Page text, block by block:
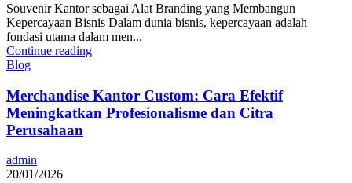
Souvenir Kantor sebagai Alat Branding yang Membangun
Kepercayaan Bisnis Dalam dunia bisnis, kepercayaan adalah
fondasi utama dalam men...
Continue reading
Blog
Merchandise Kantor Custom: Cara Efektif
Meningkatkan Profesionalisme dan Citra
Perusahaan
admin
20/01/2026